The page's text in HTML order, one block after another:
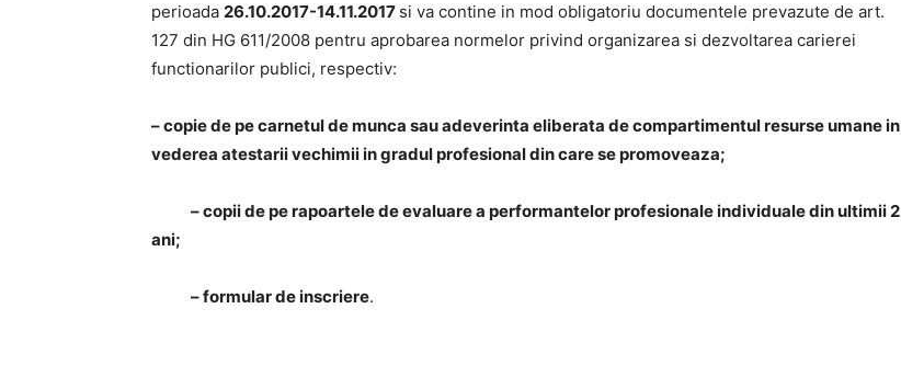
perioada 26.10.2017-14.11.2017 si va contine in mod obligatoriu documentele prevazute de art.
127 din HG 611/2008 pentru aprobarea normelor privind organizarea si dezvoltarea carierei
functionarilor publici, respectiv:
– copie de pe carnetul de munca sau adeverinta eliberata de compartimentul resurse umane in
vederea atestarii vechimii in gradul profesional din care se promoveaza;
– copii de pe rapoartele de evaluare a performantelor profesionale individuale din ultimii 2
ani;
– formular de inscriere.